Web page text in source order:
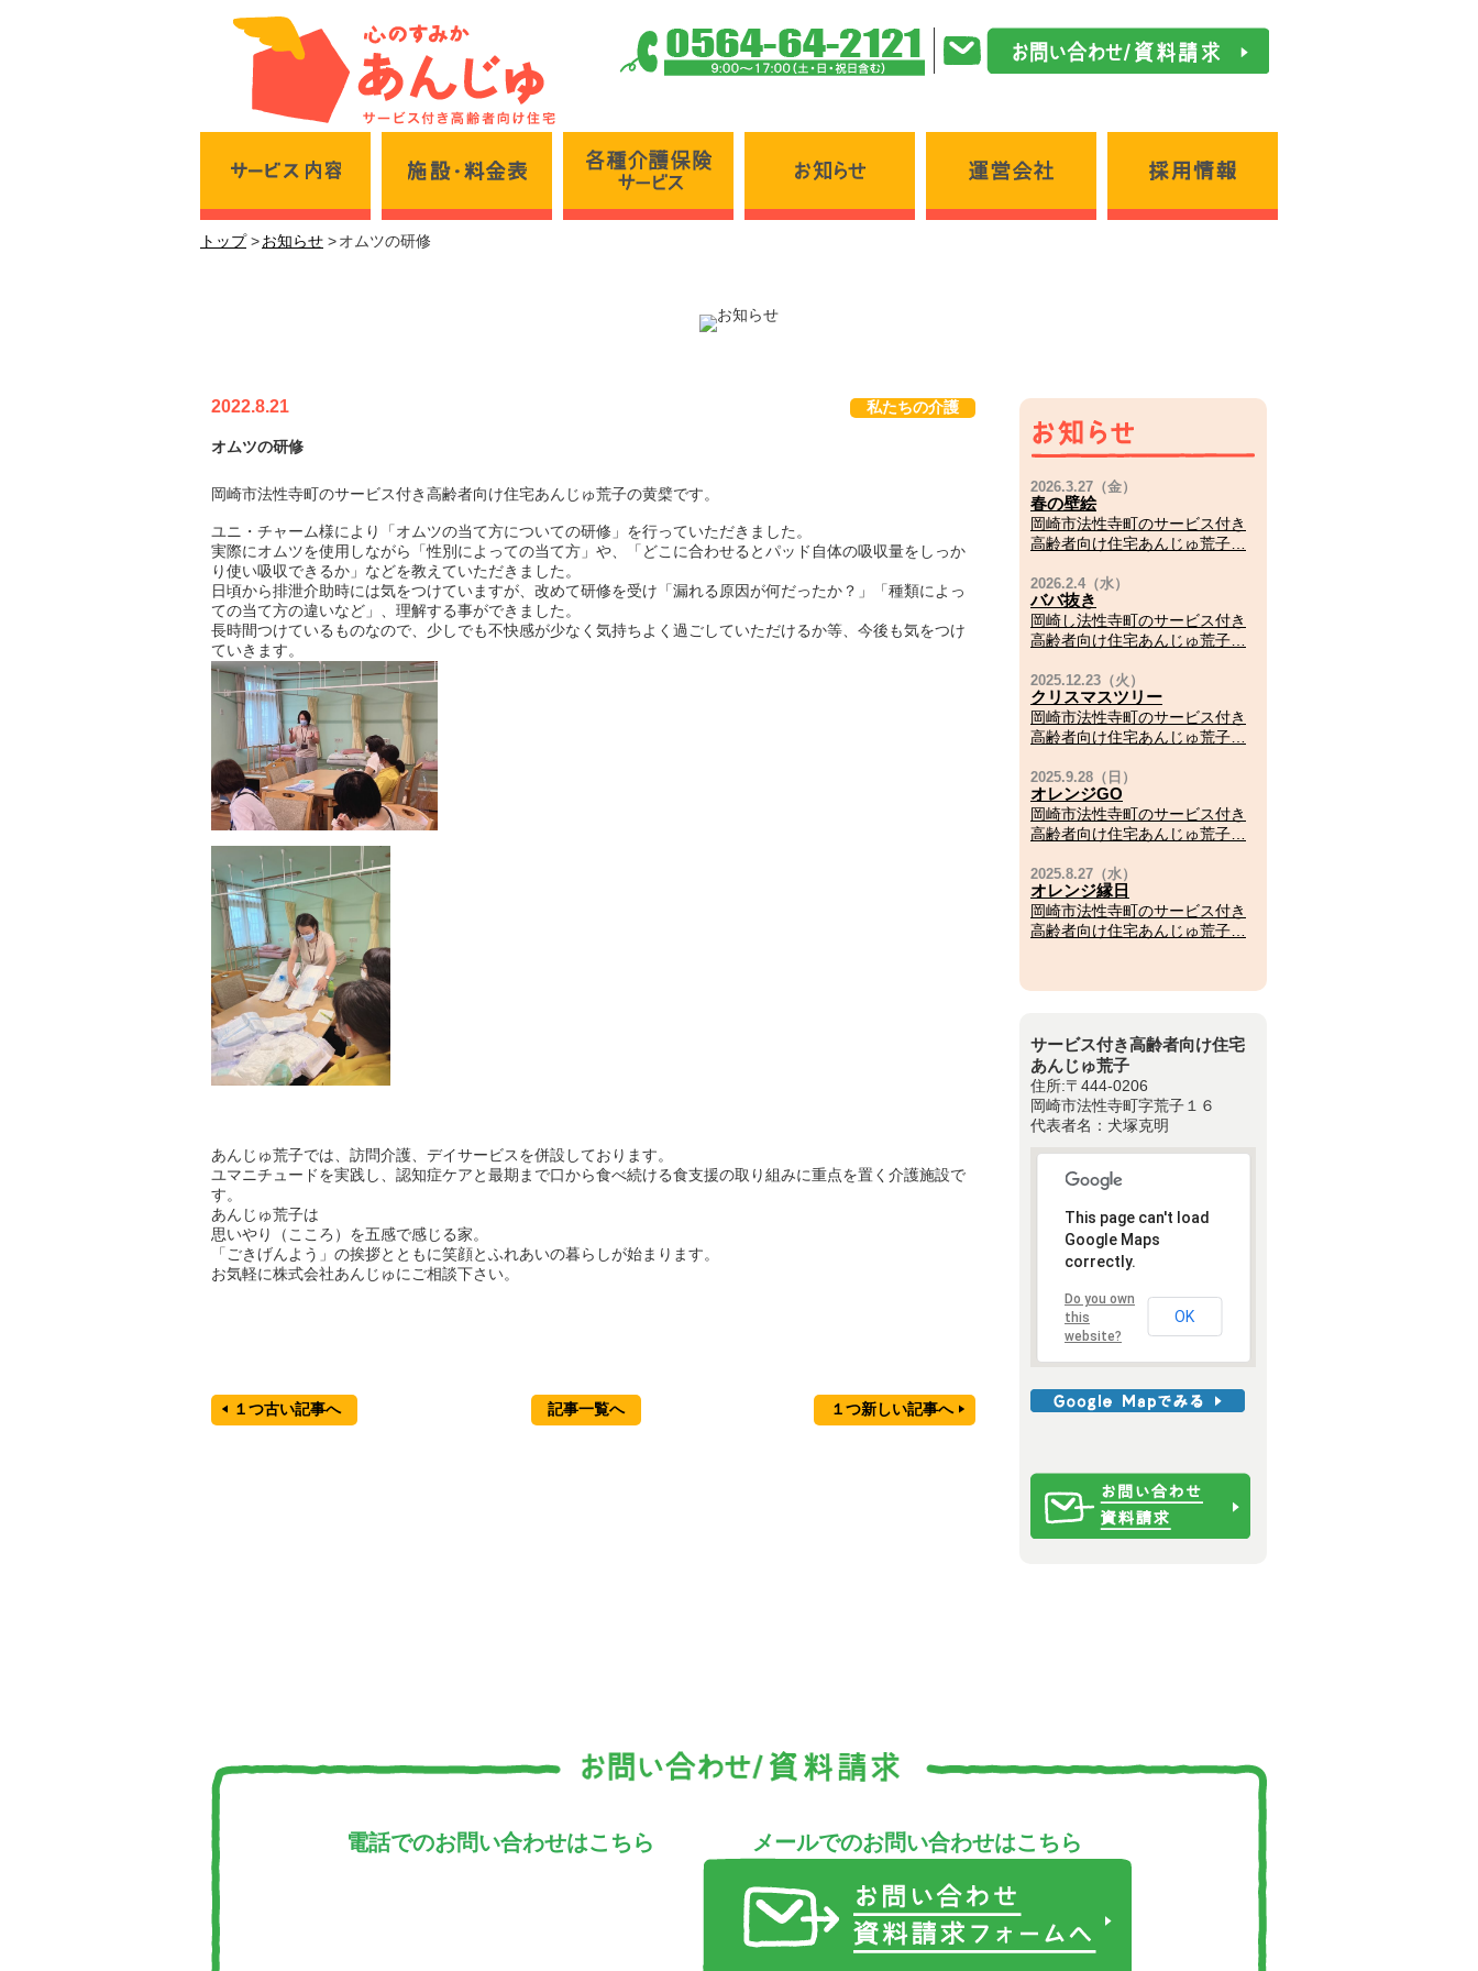
サービス内容 施設・料金表
トップ お知らせ オムツの研修
オムツの研修
岡崎市法性寺町のサービス付き高齢者向け住宅あんじゅ荒子の黄檗です。
ユニ・チャーム様により「オムツの当て方についての研修」を行っていただきました。
実際にオムツを使用しながら「性別によっての当て方」や、「どこに合わせるとパッド自体の吸収量をしっか
り使い吸収できるか」などを教えていただきました。
日頃から排泄介助時には気をつけていますが、改めて研修を受け「漏れる原因が何だったか？」「種類によっ
ての当て方の違いなど」、理解する事ができました。
長時間つけているものなので、少しでも不快感が少なく気持ちよく過ごしていただけるか等、今後も気をつけ
ていきます。
あんじゅ荒子では、訪問介護、デイサービスを併設しております。
ユマニチュードを実践し、認知症ケアと最期まで口から食べ続ける食支援の取り組みに重点を置く介護施設で
す。
あんじゅ荒子は
思いやり（こころ）を五感で感じる家。
「ごきげんよう」の挨拶とともに笑顔とふれあいの暮らしが始まります。
お気軽に株式会社あんじゅにご相談下さい。
１つ古い記事へ 記事一覧へ １つ新しい記事へ
春の壁絵
岡崎市法性寺町のサービス付き
高齢者向け住宅あんじゅ荒子…
ババ抜き
岡崎し法性寺町のサービス付き
高齢者向け住宅あんじゅ荒子…
クリスマスツリー
岡崎市法性寺町のサービス付き
高齢者向け住宅あんじゅ荒子…
オレンジGO
岡崎市法性寺町のサービス付き
高齢者向け住宅あんじゅ荒子…
オレンジ縁日
岡崎市法性寺町のサービス付き
高齢者向け住宅あんじゅ荒子…
サービス付き高齢者向け住宅
あんじゅ荒子
住所:〒444-0206
岡崎市法性寺町字荒子１６
代表者名：犬塚克明
This page can't load
Google Maps
correctly.
Do you own
this
website?
OK
電話でのお問い合わせはこちら メールでのお問い合わせはこちら